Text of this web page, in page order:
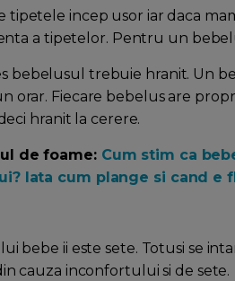
incep usor iar daca
a tipetelor. Pentru un
bebelusul trebuie hranit. Un
orar. Fiecare bebelus are
hranit la cerere.
de foame: Cum stim ca
Iata cum plange si cand e
bebe ii este sete. Totusi se
cauza inconfortului si de